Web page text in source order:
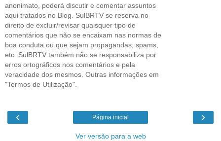
anonimato, poderá discutir e comentar assuntos
aqui tratados no Blog. SulBRTV se reserva no
direito de excluir/revisar quaisquer tipo de
comentários que não se encaixam nas normas de
boa conduta ou que sejam propagandas, spams,
etc. SulBRTV também não se responsabiliza por
erros ortográficos nos comentários e pela
veracidade dos mesmos. Outras informações em
"Termos de Utilização".
‹ ›
Página inicial
Ver versão para a web